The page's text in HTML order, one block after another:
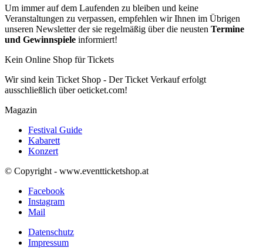
Um immer auf dem Laufenden zu bleiben und keine
Veranstaltungen zu verpassen, empfehlen wir Ihnen im Übrigen
unseren Newsletter der sie regelmäßig über die neusten Termine
und Gewinnspiele informiert!
Kein Online Shop für Tickets
Wir sind kein Ticket Shop - Der Ticket Verkauf erfolgt
ausschließlich über oeticket.com!
Magazin
Festival Guide
Kabarett
Konzert
© Copyright - www.eventticketshop.at
Facebook
Instagram
Mail
Datenschutz
Impressum